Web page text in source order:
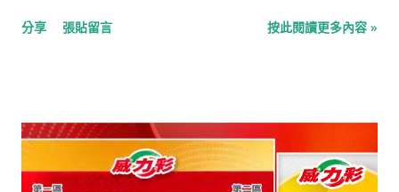
分享 張貼留言 按此閱讀更多內容 »